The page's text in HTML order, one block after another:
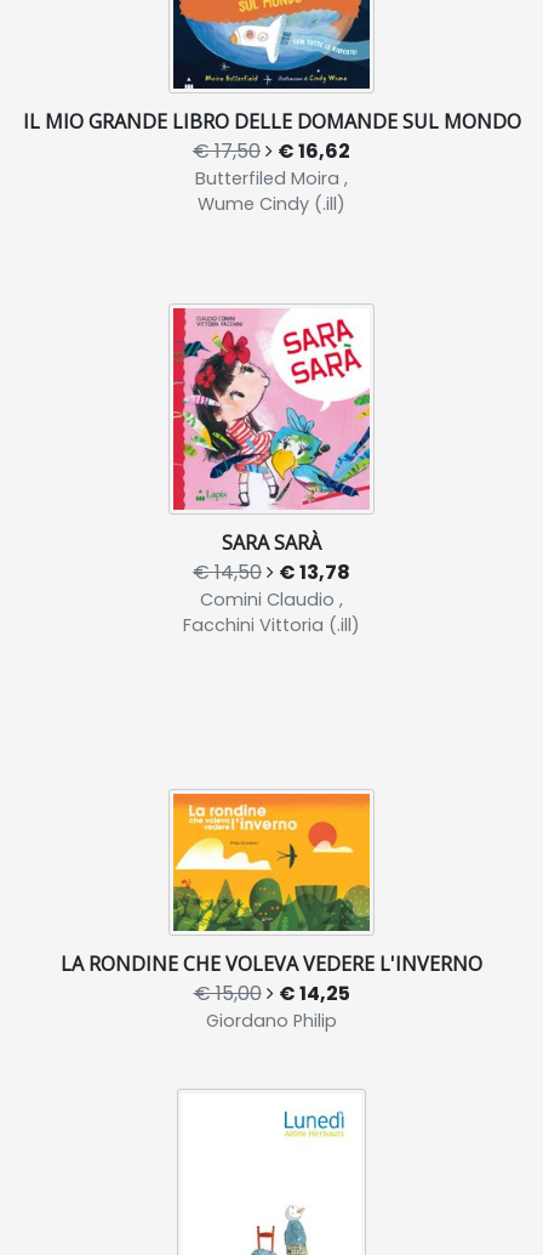
IL MIO GRANDE LIBRO DELLE DOMANDE SUL MONDO
€ 17,50 € 16,62
Butterfiled Moira ,
Wume Cindy (.ill)
SARA SARÀ
€ 14,50 € 13,78
Comini Claudio ,
Facchini Vittoria (.ill)
LA RONDINE CHE VOLEVA VEDERE L'INVERNO
€ 15,00 € 14,25
Giordano Philip